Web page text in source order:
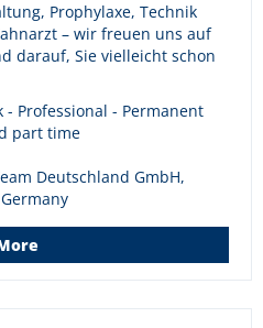
Prophylaxe, Technik
– wir freuen uns auf
darauf, Sie vielleicht schon
Professional - Permanent
part time
Deutschland GmbH,